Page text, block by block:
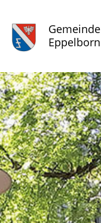
Gemeinde
Eppelborn